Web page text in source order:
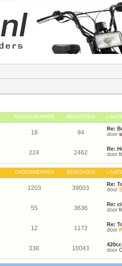
ONDERWERPEN BERICHTEN
18 94
Re:
door
224 2462
Re:
door
ONDERWERPEN BERICHTEN
1203 39003
Re:
door
55 3636
Re:
door
12 1172
Re:
door
338 10043
door